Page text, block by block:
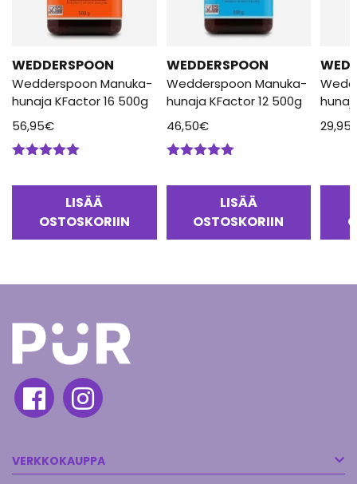
WEDDERSPOON
Wedderspoon Manuka-
hunaja KFactor 16 500g
56,95€
LISÄÄ
OSTOSKORIIN
WEDDERSPOON
Wedderspoon Manuka-
hunaja KFactor 12 500g
46,50€
LISÄÄ
OSTOSKORIIN
29,95
VERKKOKAUPPA